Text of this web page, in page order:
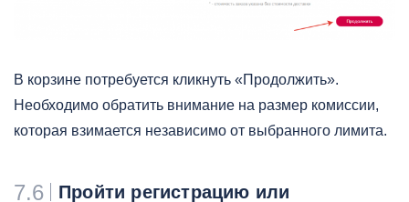
В корзине потребуется кликнуть «Продолжить».
Необходимо обратить внимание на размер комиссии,
которая взимается независимо от выбранного лимита.
7.6
Пройти регистрацию или